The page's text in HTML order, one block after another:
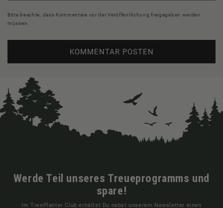
Bitte beachte, dass Kommentare vor der Veröffentlichung freigegeben werden
müssen.
Werde Teil unseres Treueprogramms und
spare!
Im TreePlanter Club erhältst Du nebst unserem Newsletter einen